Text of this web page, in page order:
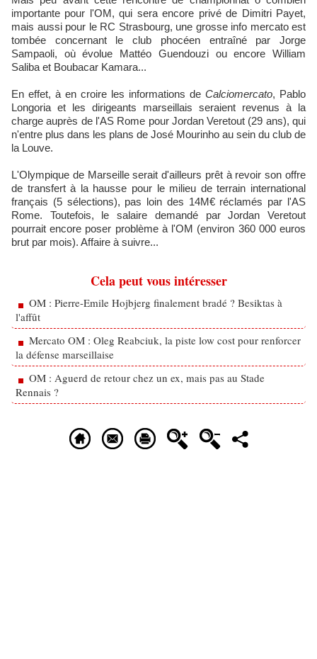
importante pour l'OM, qui sera encore privé de Dimitri Payet,
mais aussi pour le RC Strasbourg, une grosse info mercato est
tombée concernant le club phocéen entraîné par Jorge
Sampaoli, où évolue Mattéo Guendouzi ou encore William
Saliba et Boubacar Kamara...
En effet, à en croire les informations de Calciomercato, Pablo
Longoria et les dirigeants marseillais seraient revenus à la
charge auprès de l'AS Rome pour Jordan Veretout (29 ans), qui
n'entre plus dans les plans de José Mourinho au sein du club de
la Louve.
L'Olympique de Marseille serait d'ailleurs prêt à revoir son offre
de transfert à la hausse pour le milieu de terrain international
français (5 sélections), pas loin des 14M€ réclamés par l'AS
Rome. Toutefois, le salaire demandé par Jordan Veretout
pourrait encore poser problème à l'OM (environ 360 000 euros
brut par mois). Affaire à suivre...
Cela peut vous intéresser
OM : Pierre-Emile Hojbjerg finalement bradé ? Besiktas à
l'affût
Mercato OM : Oleg Reabciuk, la piste low cost pour renforcer
la défense marseillaise
OM : Aguerd de retour chez un ex, mais pas au Stade
Rennais ?